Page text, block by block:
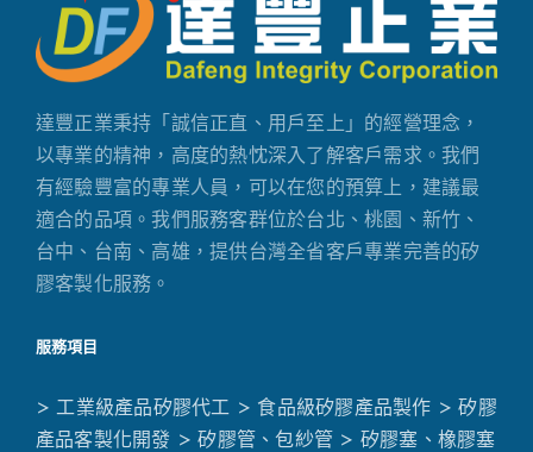
達豐正業秉持「誠信正直、用戶至上」的經營理念，
以專業的精神，高度的熱忱深入了解客戶需求。我們
有經驗豐富的專業人員，可以在您的預算上，建議最
適合的品項。我們服務客群位於台北、桃園、新竹、
台中、台南、高雄，提供台灣全省客戶專業完善的矽
膠客製化服務。
服務項目
> 工業級產品矽膠代工 > 食品級矽膠產品製作 > 矽膠
產品客製化開發 > 矽膠管、包紗管 > 矽膠塞、橡膠塞